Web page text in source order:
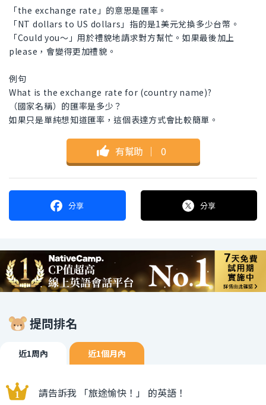
「the exchange rate」的意思是匯率。
「NT dollars to US dollars」指的是1美元兌換多少台幣。
「Could you〜」用於禮貌地請求對方幫忙。如果最後加上
please，會變得更加禮貌。
例句
What is the exchange rate for (country name)?
（國家名稱）的匯率是多少？
如果只是單純想知道匯率，這個表達方式會比較簡單。
有幫助 ｜ 0
分享 分享
提問排名
近1周內 近1個月內
請告訴我 「旅途愉快！」 的英語！